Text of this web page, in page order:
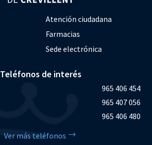
Atención ciudadana
Farmacias
Sede electrónica
Teléfonos de interés
965 406 454
965 407 056
965 406 480
Ver más teléfonos